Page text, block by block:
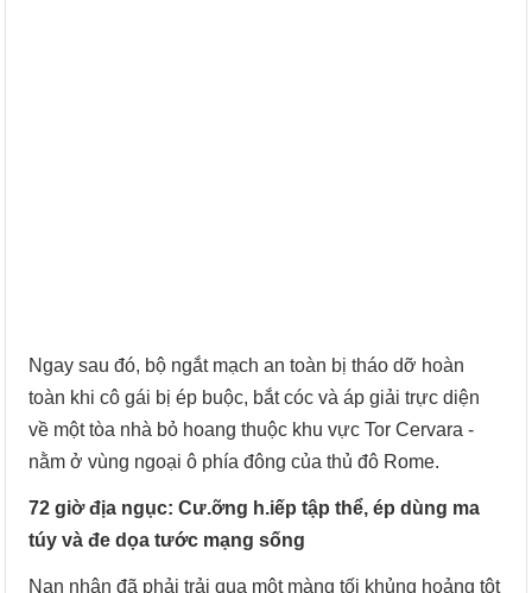
Ngay sau đó, bộ ngắt mạch an toàn bị tháo dỡ hoàn
toàn khi cô gái bị ép buộc, bắt cóc và áp giải trực diện
về một tòa nhà bỏ hoang thuộc khu vực Tor Cervara -
nằm ở vùng ngoại ô phía đông của thủ đô Rome.
72 giờ địa ngục: Cư.ỡng h.iếp tập thể, ép dùng ma
túy và đe dọa tước mạng sống
Nạn nhân đã phải trải qua một màng tối khủng hoảng tột